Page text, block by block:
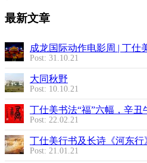
最新文章
成龙国际动作电影周 | 丁仕
Post: 31.10.21
大同秋野
Post: 10.10.21
丁仕美书法“福”六幅，辛丑
Post: 22.02.21
丁仕美行书及长诗《河东行
Post: 21.01.21